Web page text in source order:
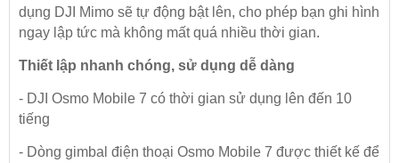
dụng DJI Mimo sẽ tự động bật lên, cho phép bạn ghi hình
ngay lập tức mà không mất quá nhiều thời gian.
Thiết lập nhanh chóng, sử dụng dễ dàng
- DJI Osmo Mobile 7 có thời gian sử dụng lên đến 10
tiếng
- Dòng gimbal điện thoại Osmo Mobile 7 được thiết kế để